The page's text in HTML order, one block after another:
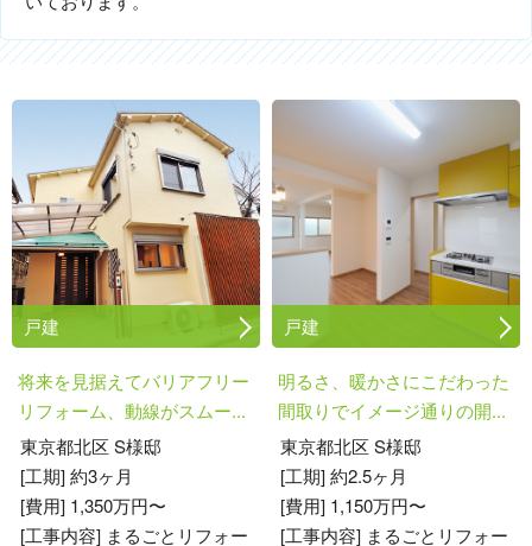
戸建
将来を見据えてバリアフリー
リフォーム、動線がスムー...
東京都北区 S様邸
[工期] 約3ヶ月
[費用] 1,350万円〜
[工事内容] まるごとリフォー
戸建
明るさ、暖かさにこだわった
間取りでイメージ通りの開...
東京都北区 S様邸
[工期] 約2.5ヶ月
[費用] 1,150万円〜
[工事内容] まるごとリフォー